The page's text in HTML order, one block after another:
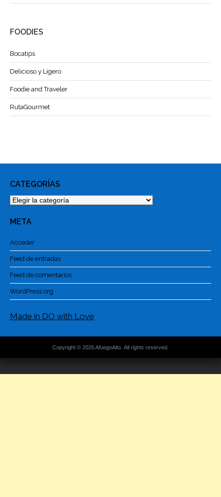
FOODIES
Bocatips
Delicioso y Ligero
Foodie and Traveler
RutaGourmet
CATEGORÍAS
Categorías
META
Acceder
Feed de entradas
Feed de comentarios
WordPress.org
Made in DO with Love
Copyright © 2026 AfuegoAlto. All rights reserved.